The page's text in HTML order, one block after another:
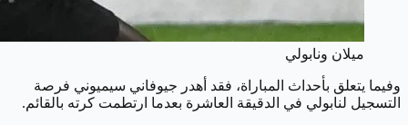
ميلان ونابولي
وفيما يتعلق بأحداث المباراة، فقد أهدر جيوفاني سيميوني فرصة
التسجيل لنابولي في الدقيقة العاشرة بعدما ارتطمت كرته بالقائم.